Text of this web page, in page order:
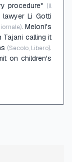
procedure" (Il
Li Gotti
. Meloni's
Tajani calling it
(Secolo, Libero).
on children's